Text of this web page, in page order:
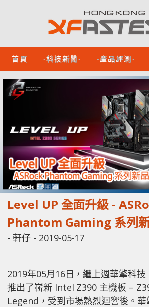
首頁 -科技新聞- -產品評測-
Level UP 全面升級 -
Phantom Gaming 系列
- 軒仔 - 2019-05-17
2019年05月16日，繼上週華擎科技
推出了嶄新 Intel Z390 主機板 –
Legend，受到市場熱烈迴響後。